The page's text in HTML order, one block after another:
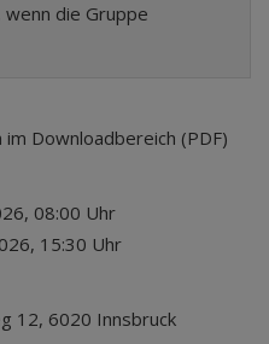
die Gruppe
Downloadbereich (PDF)
08:00 Uhr
15:30 Uhr
12, 6020 Innsbruck